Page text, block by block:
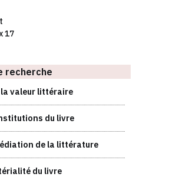
17
recherche
valeur littéraire
du livre
de la littérature
du livre